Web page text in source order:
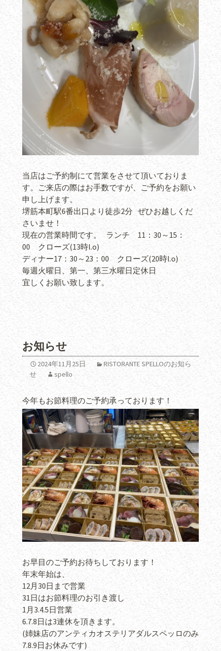
当店はご予約制にて営業をさせて頂いておりま
す。ご来店の際はお手数ですが、ご予約をお願い
申し上げます。
堺筋本町駅6番出口より徒歩2分 ぜひお越しくだ
さいませ！
現在の営業時間です。 ランチ 11：30～15：
00 クローズ(13時l.o)
ディナー17：30～23：00 クローズ(20時l.o)
毎週火曜日、第一、第三水曜日定休日
宜しくお願い致します。
お知らせ
2024年11月25日
RISTORANTE SPELLOのお知ら
せ
spello
今年もお節料理のご予約承っております！
お早目のご予約お待ちしております！
年末年始は、
12月30日まで営業
31日はお節料理のお引き渡し
1月3.4.5日営業
6.7.8日は3連休を頂きます。
(姉妹店のアンティカオステリアダルスペッロのみ
7.8.9日お休みです)